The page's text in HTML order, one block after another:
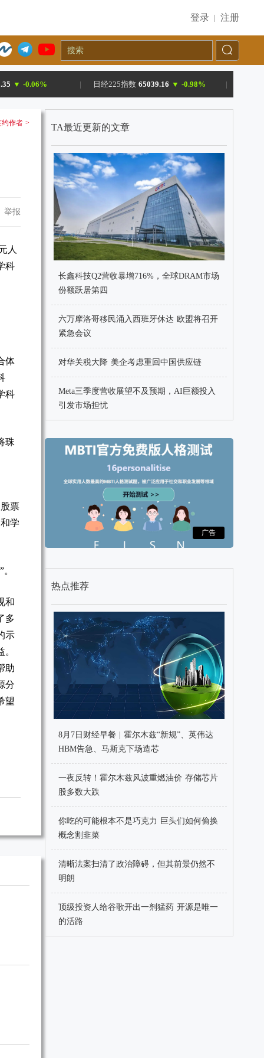
登录 | 注册
▼ -0.06% | 日经225指数 65039.16 ▼ -0.98% |
作者 >
举报
人
科
体
科
珠
票
学
和
多
示
助
分
望
TA最近更新的文章
长鑫科技Q2营收暴增716%，全球DRAM市场
份额跃居第四
六万摩洛哥移民涌入西班牙休达 欧盟将召开
紧急会议
对华关税大降 美企考虑重回中国供应链
Meta三季度营收展望不及预期，AI巨额投入
引发市场担忧
广告
热点推荐
8月7日财经早餐 | 霍尔木兹“新规”、英伟达
HBM告急、马斯克下场造芯
一夜反转！霍尔木兹风波重燃油价 存储芯片
股多数大跌
你吃的可能根本不是巧克力 巨头们如何偷换
概念割韭菜
清晰法案扫清了政治障碍，但其前景仍然不
明朗
顶级投资人给谷歌开出一剂猛药 开源是唯一
的活路